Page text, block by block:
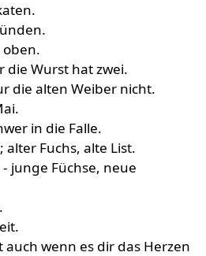
oben.
die Wurst hat zwei.
die alten Weiber nicht.
in die Falle.
alter Fuchs, alte List.
junge Füchse, neue
wenn es dir das Herzen